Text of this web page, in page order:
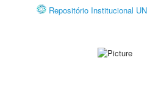
Repositório Institucional